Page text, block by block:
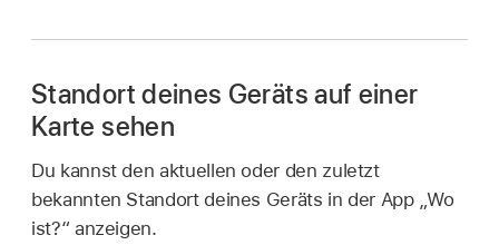
Standort deines Geräts auf einer
Karte sehen
Du kannst den aktuellen oder den zuletzt
bekannten Standort deines Geräts in der App „Wo
ist?“ anzeigen.